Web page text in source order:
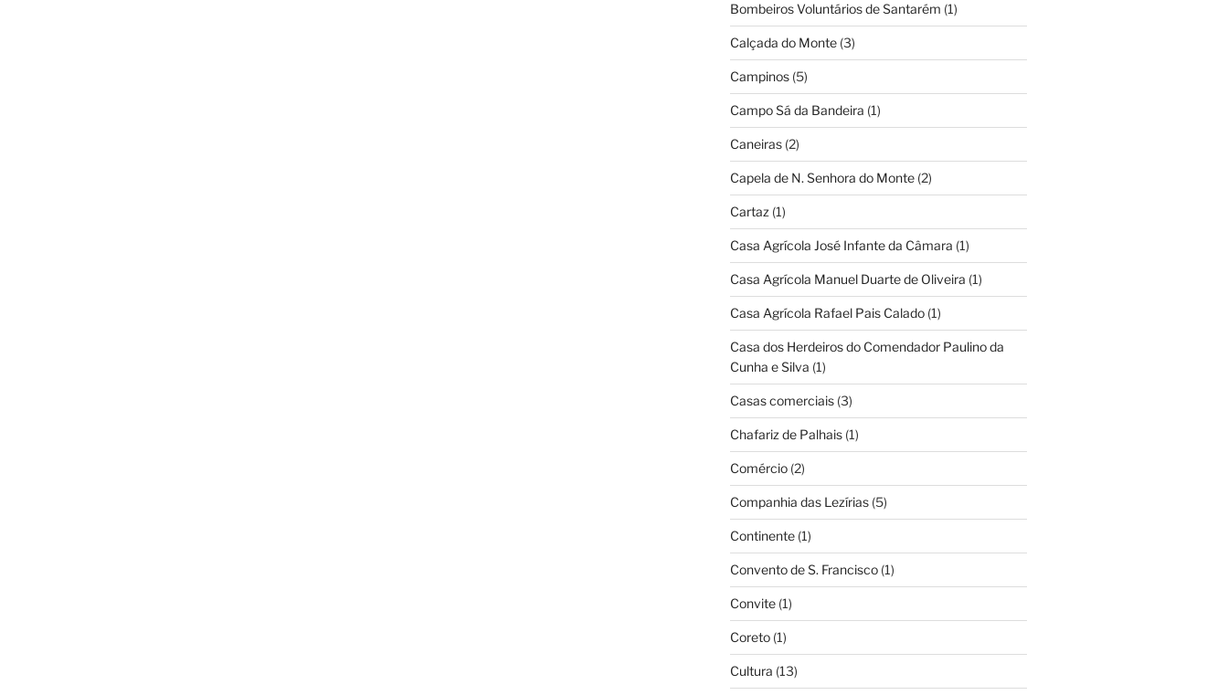
Bombeiros Voluntários de Santarém (1)
Calçada do Monte(3)
Campinos(5)
Campo Sá da Bandeira (1)
Caneiras(2)
Capela de N. Senhora do Monte(2)
Cartaz (1)
Casa Agrícola José Infante da Câmara (1)
Casa Agrícola Manuel Duarte de Oliveira (1)
Casa Agrícola Rafael Pais Calado(1)
Casa dos Herdeiros do Comendador Paulino da
Cunha e Silva (1)
Casas comerciais(3)
Chafariz de Palhais(1)
Comércio(2)
Companhia das Lezírias(5)
Continente(1)
Convento de S. Francisco(1)
Convite(1)
Coreto(1)
Cultura (13)